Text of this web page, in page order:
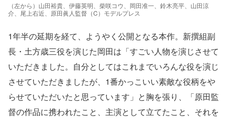
（左から）山田裕貴、伊藤英明、柴咲コウ、岡田准一、鈴木亮平、山田涼
介、尾上右近、原田眞人監督（C）モデルプレス
1年半の延期を経て、ようやく公開となる本作。新撰組副
長・土方歳三役を演じた岡田は「すごい人物を演じさせて
いただきました。自分としてはこれまでいろんな役を演じ
させていただきましたが、1番かっこいい素敵な役柄をや
らせていただいたと思っています」と胸を張り、「原田監
督の作品に携われたこと、主演として立てたこと、それを